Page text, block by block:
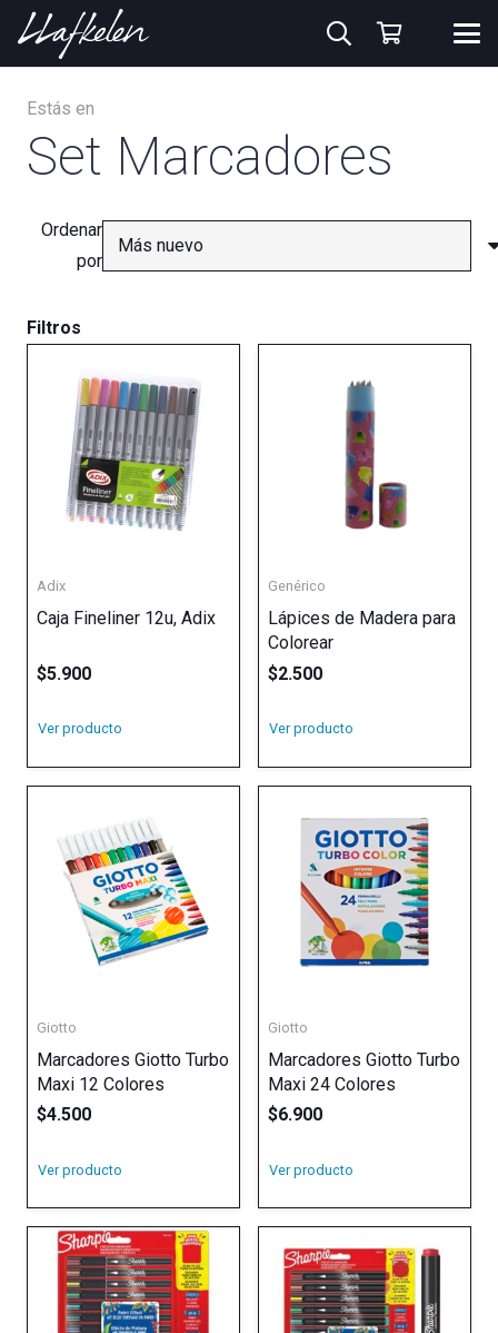
Estás en
Set Marcadores
Ordenar
por
Filtros
Adix
Caja Fineliner 12u, Adix
$5.900
Ver producto
Genérico
Lápices de Madera para
Colorear
$2.500
Ver producto
Giotto
Marcadores Giotto Turbo
Maxi 12 Colores
$4.500
Ver producto
Giotto
Marcadores Giotto Turbo
Maxi 24 Colores
$6.900
Ver producto